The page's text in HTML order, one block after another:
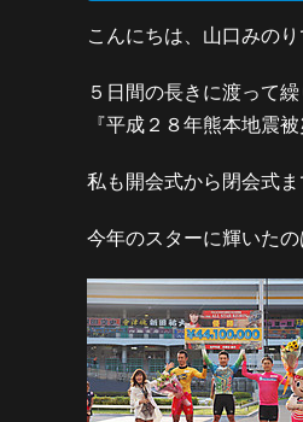
こんにちは、山口みのり
５日間の長きに渡って
『平成２８年熊本地震
私も開会式から閉会式
今年のスターに輝いた